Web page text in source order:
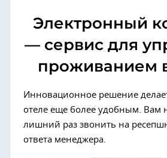
Электронный
— сервис для
проживанием
Инновационное решение
отеле еще более удобным. Вам
лишний раз звонить на
ответа менеджера.